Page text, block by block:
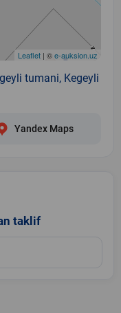
Leaflet | ©e-auksion.uz
tumani, Kegeyli
Yandex Maps
taklif